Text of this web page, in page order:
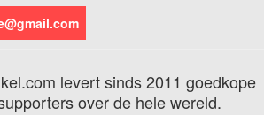
levert sinds 2011 goedkope
over de hele wereld.